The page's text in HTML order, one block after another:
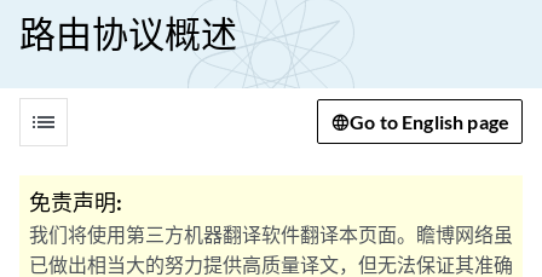
路由协议概述
list Go to English page
免责声明:
我们将使用第三方机器翻译软件翻译本页面。瞻博网络虽
已做出相当大的努力提供高质量译文，但无法保证其准确